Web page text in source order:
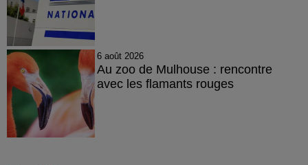
6 août 2026
Au zoo de Mulhouse : rencontre
avec les flamants rouges